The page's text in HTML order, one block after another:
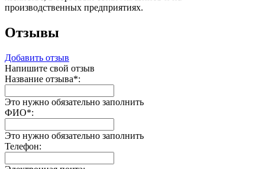
производственных предприятиях.
Отзывы
Добавить отзыв
Напишите свой отзыв
Название отзыва*:
Это нужно обязательно заполнить
ФИО*:
Это нужно обязательно заполнить
Телефон: